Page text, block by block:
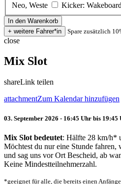
Neo, Weste
Kicker:
Spare zusätzlich
close
Mix Slot
shareLink teilen
attachmentZum Kalendar hinzufügen
03. September 2026 - 16:45 Uhr bis 19:45
Mix Slot bedeutet: Hälfte 28 km/h*
Möchtest du nur eine Stunde fahren,
und sag uns vor Ort Bescheid, ab
Keine Mindestteilnehmerzahl.
*geeignet für alle, die bereits einen